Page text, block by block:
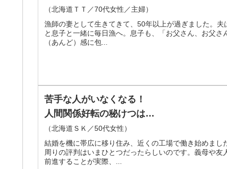
（北海道ＴＴ／70代女性／主婦）
漁師の妻として生きてきて、50年以上が過ぎました。
と息子と一緒に毎日漁へ。息子も、「お父さん、お父
（あんど）感に包...
苦手な人がいなくなる！
人間関係好転の秘けつは…
（北海道ＳＫ／50代女性）
結婚を機に帯広に移り住み、近くの工場で働き始めまし
周りの評判はいまひとつだったらしいのです。義母や
前進することが実際、...